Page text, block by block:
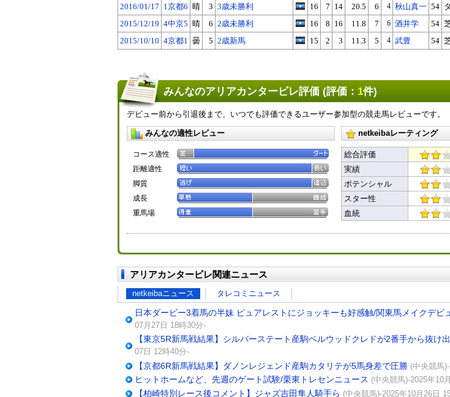
2016/01/17 1京都6 晴 3 3歳未勝利 16 7 14 20.5 6 4 秋山真一 54
2015/12/19 4中京5 晴 6 2歳未勝利 16 8 16 11.8 7 6 酒井学 54
2015/10/10 4京都1 曇 5 2歳新馬 15 2 3 11.3 5 4 武豊 54
みんなのアリアカンタービレ評価 (評価： 1件)
デビュー前から引退後まで、いつでも評価できるユーザー参加型の競走馬レビューです。
みんなの適性レビュー
コース適性
距離適性
脚質
成長
重馬場
netkeibaレーティング
総合評価
実績
ポテンシャル
スター性
血統
アリアカンタービレ関連ニュース
netkeibaニュース タレコミニュース
日本ダービー3着馬の半妹 ピュアレストにジョッキーも好感触/関東馬メイクデビ
07月27日 18時30分-
【東京5R新馬戦結果】シルバーステート産駒ベルウッドクレドが2番手から抜け
07日 12時40分-
【京都6R新馬戦結果】ダノンレジェンド産駒カタリテが5馬身差で圧勝 (中央競馬
ヒットホームなど、先週のゲート試験/栗東トレセンニュース (中央競馬)-2025年10
【柏崎特別レース後コメント】ジャズ吉田隼人騎手ら (中央競馬)-2025年10月26日